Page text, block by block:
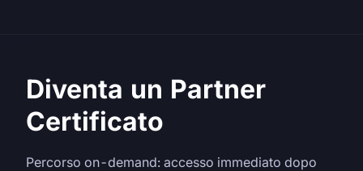
Diventa un Partner
Certificato
Percorso on-demand: accesso immediato dopo